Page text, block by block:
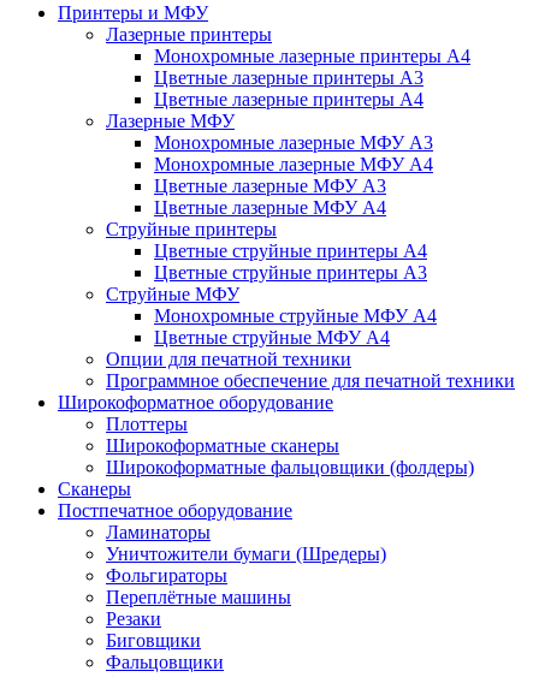
Принтеры и МФУ
Лазерные принтеры
Монохромные лазерные принтеры А4
Цветные лазерные принтеры А3
Цветные лазерные принтеры А4
Лазерные МФУ
Монохромные лазерные МФУ А3
Монохромные лазерные МФУ А4
Цветные лазерные МФУ А3
Цветные лазерные МФУ А4
Струйные принтеры
Цветные струйные принтеры А4
Цветные струйные принтеры А3
Струйные МФУ
Монохромные струйные МФУ А4
Цветные струйные МФУ А4
Опции для печатной техники
Программное обеспечение для печатной техники
Широкоформатное оборудование
Плоттеры
Широкоформатные сканеры
Широкоформатные фальцовщики (фолдеры)
Сканеры
Постпечатное оборудование
Ламинаторы
Уничтожители бумаги (Шредеры)
Фольгираторы
Переплётные машины
Резаки
Биговщики
Фальцовщики